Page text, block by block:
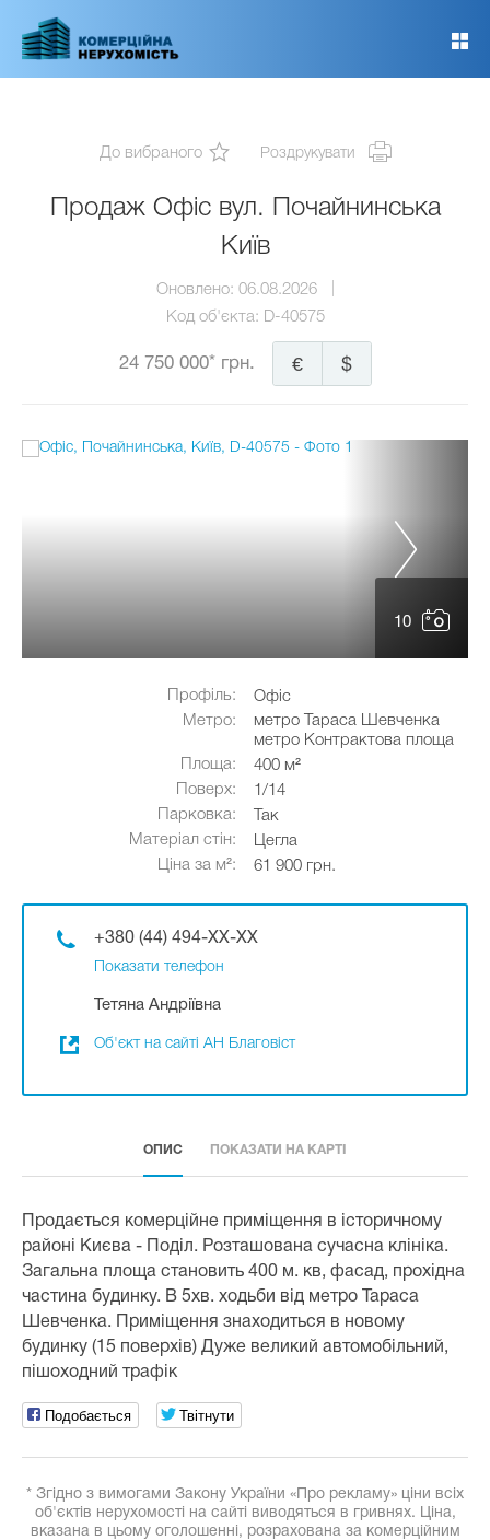
основного
До вибраного Роздрукувати
Продаж Офіс вул. Почайнинська
Київ
Оновлено: 06.08.2026
Код об'єкта: D-40575
24 750 000* грн. $
€
10
Профіль:
Офіс
Метро:
метро Тараса Шевченка
метро Контрактова площа
Площа:
400 м²
Поверх:
1/14
Парковка:
Так
Матеріал стін:
Цегла
Ціна за м²:
61 900 грн.
+380 (44) 494-XX-XX
Показати телефон
Тетяна Андріївна
Об'єкт на сайті АН Благовіст
ОПИС ПОКАЗАТИ НА КАРТІ
Продається комерційне приміщення в історичному
районі Києва - Поділ. Розташована сучасна клініка.
Загальна площа становить 400 м. кв, фасад, прохідна
частина будинку. В 5хв. ходьби від метро Тараса
Шевченка. Приміщення знаходиться в новому
будинку (15 поверхів) Дуже великий автомобільний,
пішоходний трафік
Подобається Твітнути
* Згідно з вимогами Закону України «Про рекламу» ціни всіх
об'єктів нерухомості на сайті виводяться в гривнях. Ціна,
вказана в цьому оголошенні, розрахована за комерційним